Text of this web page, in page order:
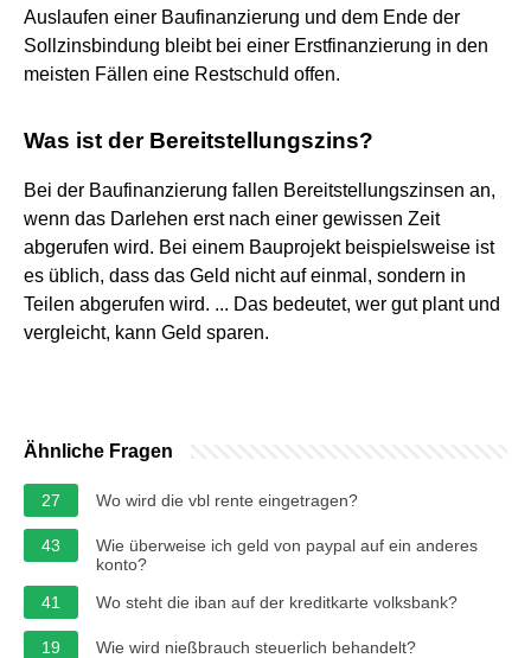
Auslaufen einer Baufinanzierung und dem Ende der
Sollzinsbindung bleibt bei einer Erstfinanzierung in den
meisten Fällen eine Restschuld offen.
Was ist der Bereitstellungszins?
Bei der Baufinanzierung fallen Bereitstellungszinsen an,
wenn das Darlehen erst nach einer gewissen Zeit
abgerufen wird. Bei einem Bauprojekt beispielsweise ist
es üblich, dass das Geld nicht auf einmal, sondern in
Teilen abgerufen wird. ... Das bedeutet, wer gut plant und
vergleicht, kann Geld sparen.
Ähnliche Fragen
27 Wo wird die vbl rente eingetragen?
43
Wie überweise ich geld von paypal auf ein anderes
konto?
41
Wo steht die iban auf der kreditkarte volksbank?
19 Wie wird nießbrauch steuerlich behandelt?